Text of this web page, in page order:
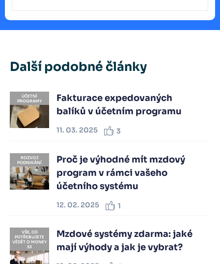
Další podobné články
ÚČETNÍ
PROGRAMY
Fakturace expedovaných
balíků v účetním programu
11. 03. 2025 3
ROZVOJ
PODNIKÁNÍ
Proč je výhodné mít mzdový
program v rámci vašeho
účetního systému
12. 02. 2025 1
VŠE, CO
POTŘEBUJETE
VĚDĚT O MONEY
S3
Mzdové systémy zdarma: jaké
mají výhody a jak je vybrat?